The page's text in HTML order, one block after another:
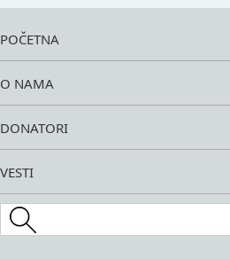
POČETNA
O NAMA
DONATORI
VESTI
Search this site